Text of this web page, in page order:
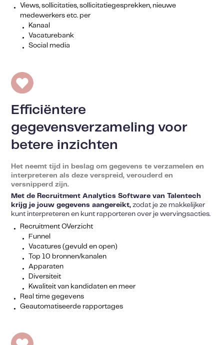
Views, sollicitaties, sollicitatiegesprekken, nieuwe
medewerkers etc. per
Kanaal
Vacaturebank
Social media
Efficiëntere
gegevensverzameling voor
betere inzichten
Het neemt tijd in beslag om gegevens te verzamelen en
interpreteren als deze verspreid, verouderd en
versnipperd zijn.
Met de Recruitment Analytics Software van Talentech
krijg je jouw gegevens aangereikt, zodat je ze makkelijker
kunt interpreteren en kunt rapporteren over je wervingsacties.
Recruitment OVerzicht
Funnel
Vacatures (gevuld en open)
Top 10 bronnen/kanalen
Apparaten
Diversiteit
Kwaliteit van kandidaten en meer
Real time gegevens
Geautomatiseerde rapportages